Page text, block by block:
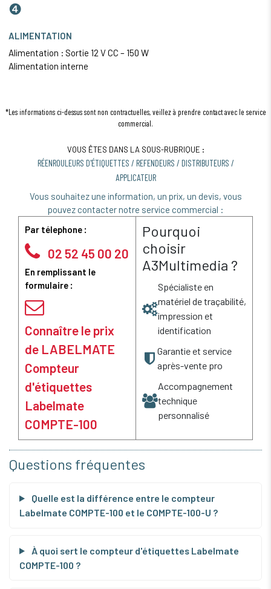
❹
ALIMENTATION
Alimentation : Sortie 12 V CC – 150 W
Alimentation interne
*Les informations ci-dessus sont non contractuelles, veillez à prendre contact avec le service
commercial.
VOUS ÊTES DANS LA SOUS-RUBRIQUE :
RÉENROULEURS D'ÉTIQUETTES / REFENDEURS / DISTRIBUTEURS /
APPLICATEUR
Vous souhaitez une information, un prix, un devis, vous
pouvez contacter notre service commercial :
Par télephone :
02 52 45 00 20
En remplissant le
formulaire :
Connaître le prix
de LABELMATE
Compteur
d'étiquettes
Labelmate
COMPTE-100
Pourquoi
choisir
A3Multimedia ?
Spécialiste en
matériel de traçabilité,
impression et
identification
Garantie et service
après-vente pro
Accompagnement
technique
personnalisé
Questions fréquentes
Quelle est la différence entre le compteur
Labelmate COMPTE-100 et le COMPTE-100-U ?
À quoi sert le compteur d'étiquettes Labelmate
COMPTE-100 ?